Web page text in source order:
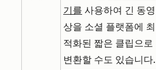
기를 사용하여 긴 동영
상을 소셜 플랫폼에 최
적화된 짧은 클립으로
변환할 수도 있습니다.